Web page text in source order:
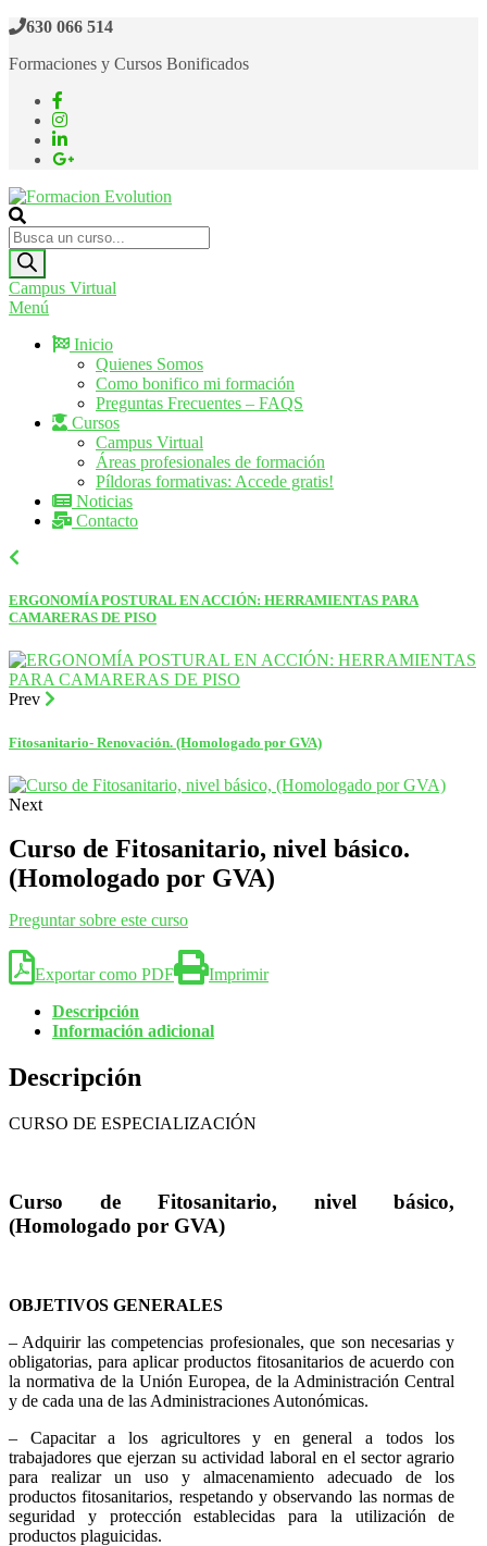
Saltar
contenido
630 066 514
Formaciones y Cursos Bonificados
Formacion Evolution
Cursos de formación continua
Búsqueda
de
productos
Campus Virtual
Menú
Inicio
Quienes Somos
Como bonifico mi formación
Preguntas Frecuentes – FAQS
Cursos
Campus Virtual
Áreas profesionales de formación
Píldoras formativas: Accede gratis!
Noticias
Contacto
ERGONOMÍA POSTURAL EN ACCIÓN: HERRAMIENTAS PARA
CAMARERAS DE PISO
Prev
Fitosanitario- Renovación. (Homologado por GVA)
Next
Curso de Fitosanitario, nivel básico.
(Homologado por GVA)
Preguntar sobre este curso
Exportar como PDF
Imprimir
Descripción
Información adicional
Descripción
CURSO DE ESPECIALIZACIÓN
Curso de Fitosanitario, nivel básico,
(Homologado por GVA)
OBJETIVOS GENERALES
– Adquirir las competencias profesionales, que son necesarias y
obligatorias, para aplicar productos fitosanitarios de acuerdo con
la normativa de la Unión Europea, de la Administración Central
y de cada una de las Administraciones Autonómicas.
– Capacitar a los agricultores y en general a todos los
trabajadores que ejerzan su actividad laboral en el sector agrario
para realizar un uso y almacenamiento adecuado de los
productos fitosanitarios, respetando y observando las normas de
seguridad y protección establecidas para la utilización de
productos plaguicidas.